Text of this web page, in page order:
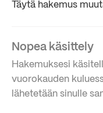
Täytä hakemus
Nopea käsittely
Hakemuksesi
vuorokauden
lähetetään sinulle